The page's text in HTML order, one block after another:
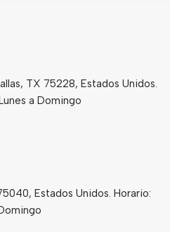
TX 75228, Estados Unidos.
a Domingo
Estados Unidos. Horario: